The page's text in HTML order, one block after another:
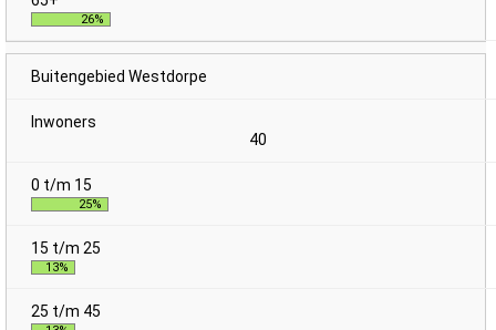
26%
Buitengebied Westdorpe
40
25%
13%